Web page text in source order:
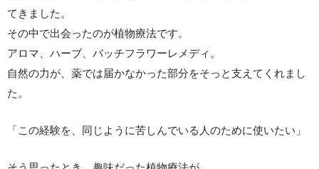
てきました。
その中で出会ったのが植物療法です。
アロマ、ハーブ、バッチフラワーレメディ。
自然の力が、薬では届かなかった部分をそっと支えてくれまし
た。
「この経験を、同じように苦しんでいる人のために使いたい」